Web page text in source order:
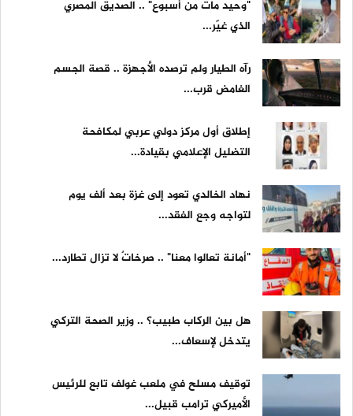
"وحيد مات من أسبوع" .. الصديق المصري
الذي غيّر...
رآه الطيار ولم ترصده الأجهزة .. قصة الجسم
الغامض قرب...
إطلاق أول مركز دولي عربي لمكافحة
التضليل الإعلامي بقيادة...
نهاد الخالدي تعود إلى غزة بعد ألف يوم
لتواجه وجع الفقد...
"أمانة تعالوا معنا" .. صرخاتٌ لا تزال تطارد...
هل بين الركاب طبيب؟ .. وزير الصحة التركي
يتدخل لإسعاف...
توقيف مسلح في ملعب غولف تابع للرئيس
الأميركي ترامب قبيل...